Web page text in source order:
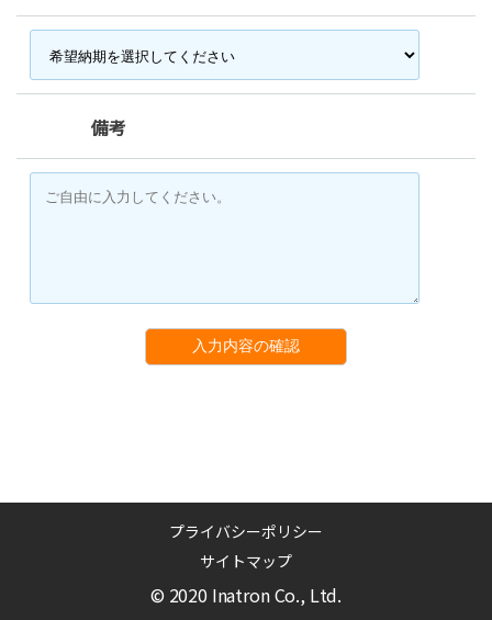
備考
入力内容の確認
プライバシーポリシー
サイトマップ
© 2020 Inatron Co., Ltd.